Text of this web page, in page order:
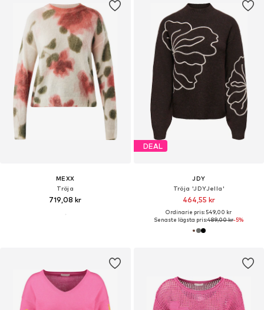
MEXX
Tröja
719,08 kr
DEAL
JDY
Tröja 'JDYJella'
464,55 kr
Ordinarie pris: 549,00 kr
Senaste lägsta pris:489,00 kr-5%